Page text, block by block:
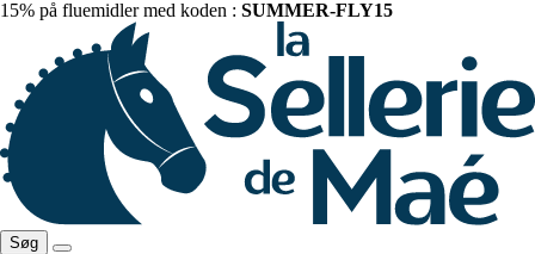
15% på fluemidler med koden : SUMMER-FLY15
Søg